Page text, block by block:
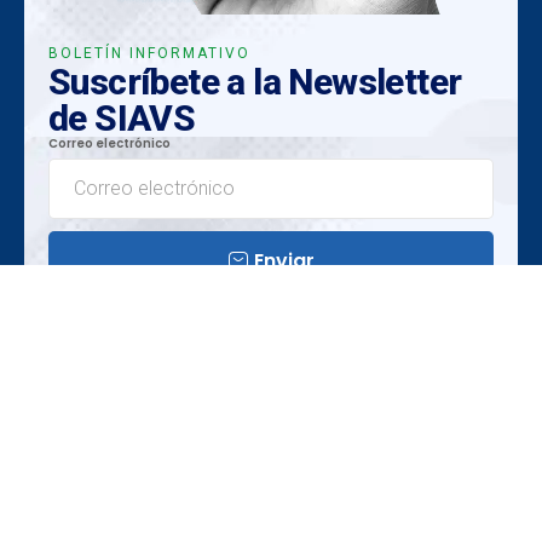
BOLETÍN INFORMATIVO
Suscríbete a la Newsletter
de SIAVS
Correo electrónico
Enviar